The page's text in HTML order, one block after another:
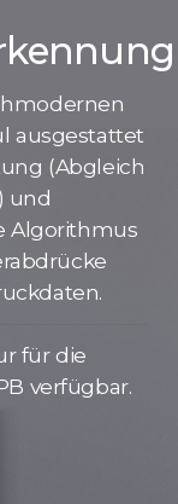
ausgestattet
(Abgleich
und
Algorithmus
für die
verfügbar.